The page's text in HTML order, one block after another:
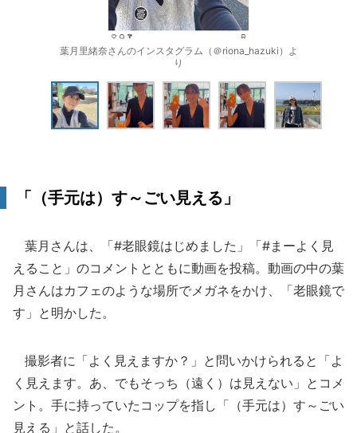
葉月里緒奈さんのインスタグラム（＠riona_hazuki）よ
り
「（手元は）す～ごい見える」
葉月さんは、「#老眼鏡はじめました」「#まーよく見
えること」のコメントとともに動画を投稿。動画の中の葉
月さんはカフェのような場所でメガネをかけ、「老眼鏡で
す」と明かした。
撮影者に「よく見えますか？」と問いかけられると「よ
く見えます。あ、でもそっち（遠く）は見えない」とコメ
ント。手に持っていたコップを指し「（手元は）す～ごい
見える」と話した。